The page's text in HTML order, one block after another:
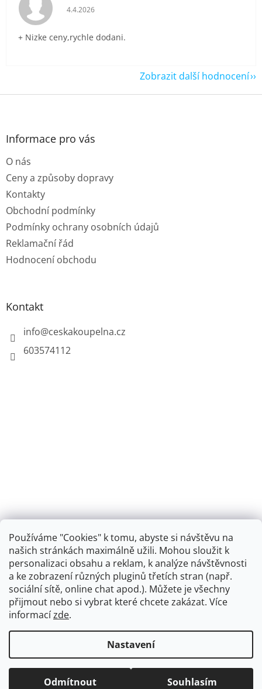
Používáme "Cookies" k tomu, abyste si návštěvu na
našich stránkách maximálně užili. Mohou sloužit k
personalizaci obsahu a reklam, k analýze návštěvnosti
a ke zobrazení různých pluginů třetích stran (např.
sociální sítě, online chat apod.). Můžete je všechny
přijmout nebo si vybrat které chcete zakázat. Více
informacízde.
Nastavení
Odmítnout Souhlasím
Hodnocení obchodu je 5 z 5 hvězdiček.
4.4.2026
+ Nizke ceny,rychle dodani.
Zobrazit další hodnocení
Z
Informace pro vás
O nás
Ceny a způsoby dopravy
Kontakty
Obchodní podmínky
Podmínky ochrany osobních údajů
Reklamační řád
Hodnocení obchodu
Kontakt
info@ceskakoupelna.cz
603574112
Retro koupelna
Vytvořil Shoptet + plnenieshopu.cz
Copyright 2026Dřezová-baterie.cz. Všechna práva